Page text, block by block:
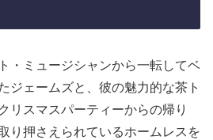
・ミュージシャンから一転してベ
ジェームズと、彼の魅力的な茶ト
リスマスパーティーからの帰り
り押さえられているホームレスを